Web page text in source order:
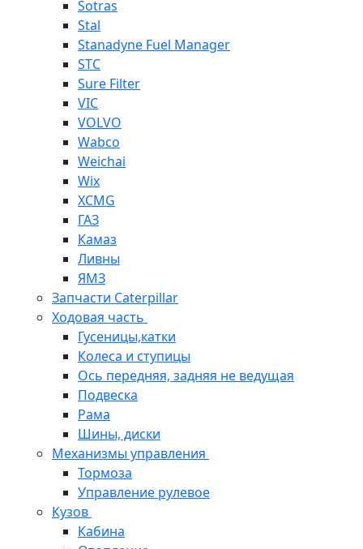
Sotras
Stal
Stanadyne Fuel Manager
STC
Sure Filter
VIC
VOLVO
Wabco
Weichai
Wix
XCMG
ГАЗ
Камаз
Ливны
ЯМЗ
Запчасти Caterpillar
Ходовая часть
Гусеницы,катки
Колеса и ступицы
Ось передняя, задняя не ведущая
Подвеска
Рама
Шины, диски
Механизмы управления
Тормоза
Управление рулевое
Кузов
Кабина